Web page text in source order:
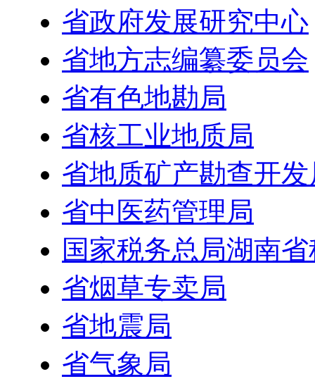
省政府发展研究中心
省地方志编纂委员会
省有色地勘局
省核工业地质局
省地质矿产勘查开发
省中医药管理局
国家税务总局湖南
省烟草专卖局
省地震局
省气象局